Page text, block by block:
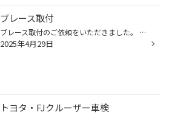
ブレース取付
ブレース取付のご依頼をいただきました。 ありがとうございますm(_ _)m 車はデミオです。 キッチリ取付させていただいきました。 ブレースはクスコです。 ご依頼ありがとうございましたm(_ _)m
2025年4月29日
トヨタ・FJクルーザー車検